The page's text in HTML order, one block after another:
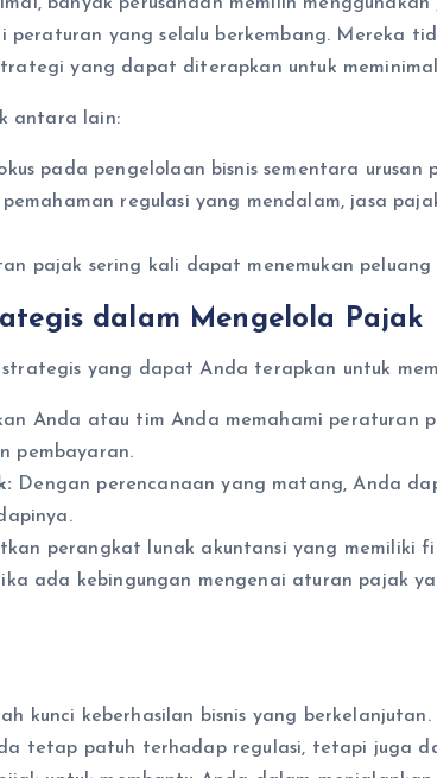
peraturan yang selalu berkembang. Mereka
yang dapat diterapkan untuk
antara lain:
pada pengelolaan bisnis sementara
pemahaman regulasi yang mendalam, jasa
pajak sering kali dapat menemukan
dalam Mengelola Pajak
yang dapat Anda terapkan untuk
Anda atau tim Anda memahami peraturan
pembayaran.
Dengan perencanaan yang matang, Anda
perangkat lunak akuntansi yang memiliki
ada kebingungan mengenai aturan pajak
kunci keberhasilan bisnis yang
tetap patuh terhadap regulasi, tetapi juga